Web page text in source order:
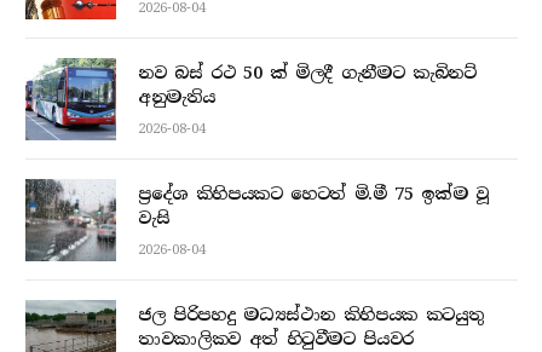
2026-08-04
නව බස් රථ 50 ක් මිලදී ගැනීමට කැබිනට්
අනුමැතිය
2026-08-04
ප්‍රදේශ කිහිපයකට හෙටත් මි.මී 75 ඉක්ම වූ
වැසි
2026-08-04
ජල පිරිපහදු මධ්‍යස්ථාන කිහිපයක කටයුතු
තාවකාලිකව අත් හිටුවීමට පියවර